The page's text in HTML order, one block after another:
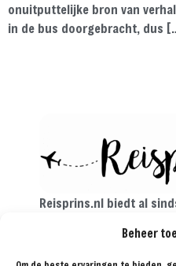
Beheer
onuitputtelijke bron van
in de bus doorgebracht, dus
Reisprins.nl biedt al
reiziger. Met onze tips,
reisverslagen ga je met